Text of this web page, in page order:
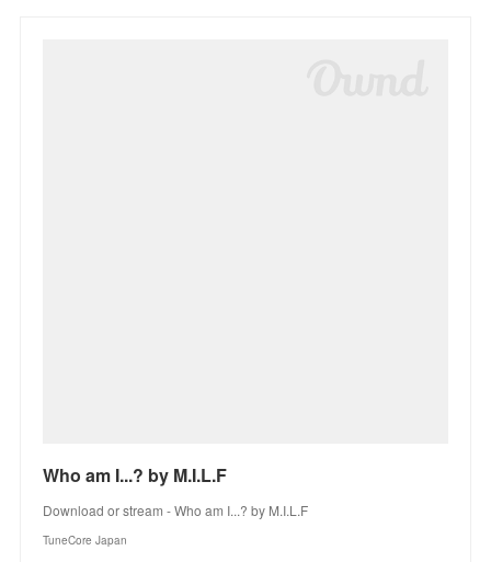
Who am I...? by M.I.L.F
Download or stream - Who am I...? by M.I.L.F
TuneCore Japan